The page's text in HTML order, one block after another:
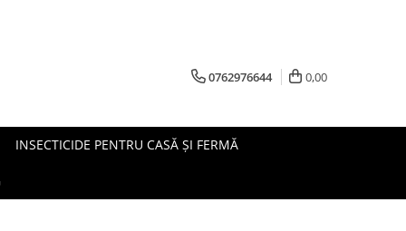
0762976644 0,00
INSECTICIDE PENTRU CASĂ ȘI FERMĂ